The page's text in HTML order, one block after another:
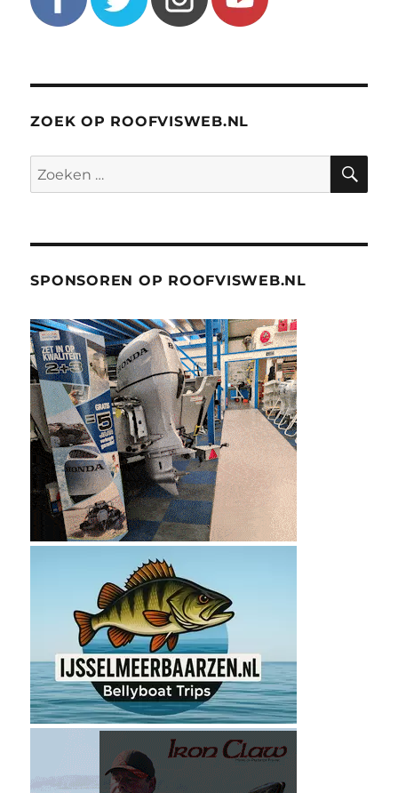
ZOEK OP ROOFVISWEB.NL
Zoeken
naar:
SPONSOREN OP ROOFVISWEB.NL